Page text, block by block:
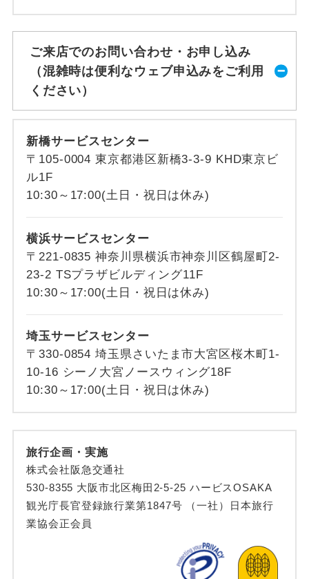
ご来店でのお問い合わせ・お申し込み
（混雑時は便利なウェブ申込みをご利用
ください）
新橋サービスセンター
〒105-0004 東京都港区新橋3-3-9 KHD東京ビ
ル1F
10:30～17:00(土日・祝日は休み)
横浜サービスセンター
〒221-0835 神奈川県横浜市神奈川区鶴屋町2-
23-2 TSプラザビルディング11F
10:30～17:00(土日・祝日は休み)
埼玉サービスセンター
〒330-0854 埼玉県さいたま市大宮区桜木町1-
10-16 シーノ大宮ノースウィング18F
10:30～17:00(土日・祝日は休み)
旅行企画・実施
株式会社阪急交通社
530-8355 大阪市北区梅田2-5-25 ハービスOSAKA
観光庁長官登録旅行業第1847号 （一社）日本旅行
業協会正会員